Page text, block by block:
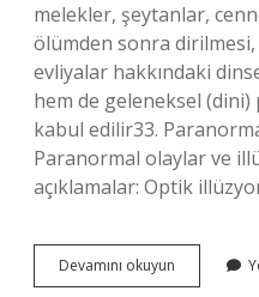
melekler, şeytanlar,
ölümden sonra dirilmesi,
evliyalar hakkındaki
hem de geleneksel
kabul edilir33.
Paranormal olaylar ve
açıklamalar: Optik
Devamını okuyun Paranormal
Seans